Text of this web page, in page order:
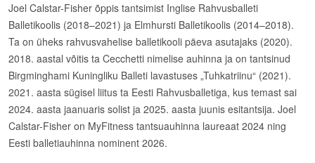
Joel Calstar-Fisher õppis tantsimist Inglise Rahvusballeti
Balletikoolis (2018–2021) ja Elmhursti Balletikoolis (2014–2018).
Ta on üheks rahvusvahelise balletikooli päeva asutajaks (2020).
2018. aastal võitis ta Cecchetti nimelise auhinna ja on tantsinud
Birgminghami Kuningliku Balleti lavastuses „Tuhkatriinu“ (2021).
2021. aasta sügisel liitus ta Eesti Rahvusballetiga, kus temast sai
2024. aasta jaanuaris solist ja 2025. aasta juunis esitantsija. Joel
Calstar-Fisher on MyFitness tantsuauhinna laureaat 2024 ning
Eesti balletiauhinna nominent 2026.